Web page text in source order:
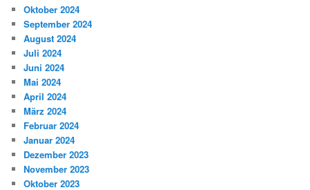
Oktober 2024
September 2024
August 2024
Juli 2024
Juni 2024
Mai 2024
April 2024
März 2024
Februar 2024
Januar 2024
Dezember 2023
November 2023
Oktober 2023